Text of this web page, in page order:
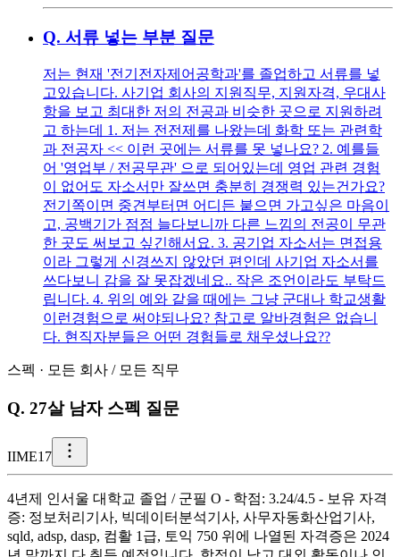
Q. 서류 넣는 부분 질문
저는 현재 '전기전자제어공학과'를 졸업하고 서류를 넣
고있습니다. 사기업 회사의 지원직무, 지원자격, 우대사
항을 보고 최대한 저의 전공과 비슷한 곳으로 지원하려
고 하는데 1. 저는 전전제를 나왔는데 화학 또는 관련학
과 전공자 << 이런 곳에는 서류를 못 넣나요? 2. 예를들
어 '영업부 / 전공무관' 으로 되어있는데 영업 관련 경험
이 없어도 자소서만 잘쓰면 충분히 경쟁력 있는건가요?
전기쪽이면 중견부터면 어디든 붙으면 가고싶은 마음이
고, 공백기가 점점 늘다보니까 다른 느낌의 전공이 무관
한 곳도 써보고 싶긴해서요. 3. 공기업 자소서는 면접용
이라 그렇게 신경쓰지 않았던 편인데 사기업 자소서를
쓰다보니 감을 잘 못잡겠네요.. 작은 조언이라도 부탁드
립니다. 4. 위의 예와 같을 때에는 그냥 군대나 학교생활
이런경험으로 써야되나요? 참고로 알바경험은 없습니
다. 현직자분들은 어떤 경험들로 채우셨나요??
스펙 · 모든 회사 / 모든 직무
Q. 27살 남자 스펙 질문
IIME17
4년제 인서울 대학교 졸업 / 군필 O - 학점: 3.24/4.5 - 보유 자격
증: 정보처리기사, 빅데이터분석기사, 사무자동화산업기사,
sqld, adsp, dasp, 컴활 1급, 토익 750 위에 나열된 자격증은 2024